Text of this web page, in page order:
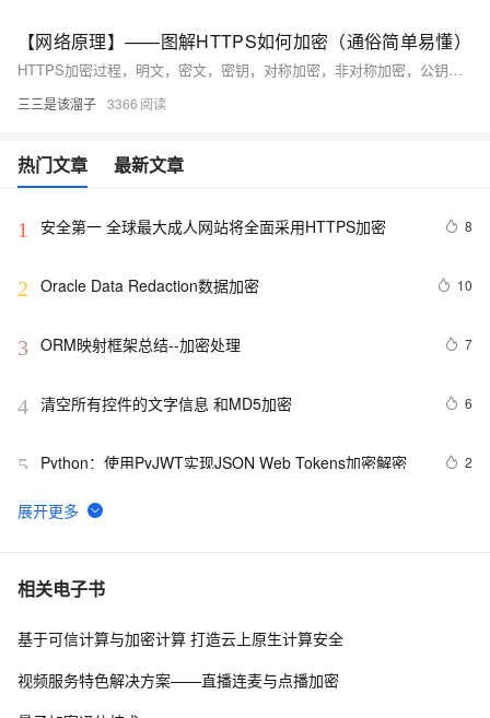
【网络原理】——图解HTTPS如何加密（通俗简单易懂）
HTTPS加密过程，明文，密文，密钥，对称加密，非对称加密，公钥和私钥，证书加密
三三是该溜子 3366
热门文章 最新文章
1 安全第一 全球最大成人网站将全面采用HTTPS加密 8
2 Oracle Data Redaction数据加密 10
3 ORM映射框架总结--加密处理 7
4 清空所有控件的文字信息 和MD5加密 6
5 Python：使用PyJWT实现JSON Web Tokens加密解密 2
6 Spring Boot中的数据加密与解密
7 【Android 安全】DEX 加密 ( 常用 Android 反编译工具 |
8 ShardingSphere 实现数据加密（脱敏）第一篇
相关电子书
基于可信计算与加密计算 打造云上原生计算安全
视频服务特色解决方案——直播连麦与点播加密